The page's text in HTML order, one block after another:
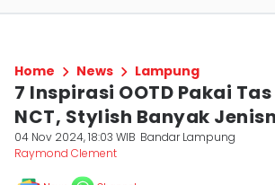
Home News Lampung
7 Inspirasi OOTD Pakai
NCT, Stylish Banyak
04 Nov 2024, 18:03 WIB Bandar Lampung
Raymond Clement